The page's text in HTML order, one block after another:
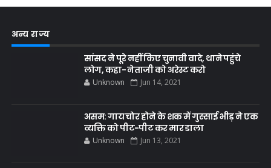
अन्य राज्य
सांसद ने पूरे नहीं किए चुनावी वादे, थाने पहुंचे
लोग, कहा- नेताजी को अरेस्ट करो
Unknown Jun 14, 2021
असम: गाय चोर होने के शक में गुस्साई भीड़ ने एक
व्यक्ति को पीट-पीट कर मार डाला
Unknown Jun 13, 2021